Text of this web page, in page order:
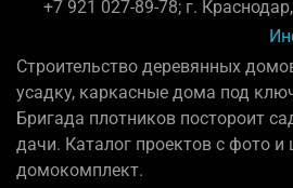
+7 921 027-89-78; г.
Строительство деревянных
усадку, каркасные дома под
Бригада плотников постороит
дачи. Каталог проектов с фото и
домокомплект.